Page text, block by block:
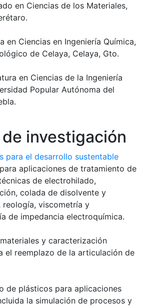
en Ciencias de los Materiales,
en Ciencias en Ingeniería Química,
de Celaya, Celaya, Gto.
en Ciencias de la Ingeniería
Popular Autónoma del
investigación
para el desarrollo sustentable
aplicaciones de tratamiento de
de electrohilado,
colada de disolvente y
reología, viscometría y
de impedancia electroquímica.
y caracterización
el reemplazo de la articulación de
de plásticos para aplicaciones
la simulación de procesos y